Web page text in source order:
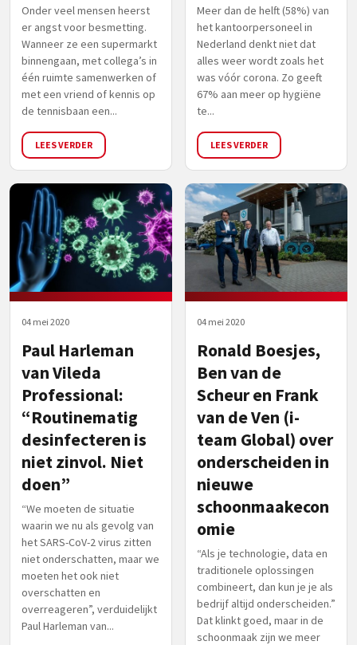
Onder veel mensen heerst
er angst voor besmetting.
Wanneer ze een supermarkt
binnengaan, met collega’s in
één ruimte samenwerken of
met een vriend of kennis op
de tennisbaan een...
LEES VERDER
Meer dan de helft (58%) van
het kantoorpersoneel in
Nederland denkt niet dat
alles weer wordt zoals het
was vóór corona. Zo geeft
67% aan meer op hygiëne
te...
LEES VERDER
04 mei 2020
Paul Harleman
van Vileda
Professional:
“Routinematig
desinfecteren is
niet zinvol. Niet
doen”
“We moeten de situatie
waarin we nu als gevolg van
het SARS-CoV-2 virus zitten
niet onderschatten, maar we
moeten het ook niet
overschatten en
overreageren”, verduidelijkt
Paul Harleman van...
04 mei 2020
Ronald Boesjes,
Ben van de
Scheur en Frank
van de Ven (i-
team Global) over
onderscheiden in
nieuwe
schoonmaakecon
omie
“Als je technologie, data en
traditionele oplossingen
combineert, dan kun je je als
bedrijf altijd onderscheiden.”
Dat klinkt goed, maar in de
schoonmaak zijn we meer